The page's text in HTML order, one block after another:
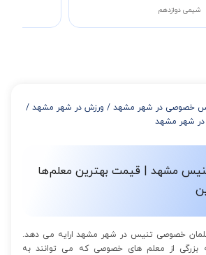
شیمی دوازدهم
خصوصی در شهر مشهد / ورزش در شهر مشهد /
شهر مشهد
مشهد | قیمت بهترین معلم‌ها
خصوصی تنیس در شهر مشهد ارایه می دهد.
از معلم های خصوصی که می توانند به